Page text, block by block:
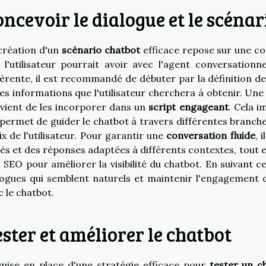
le dialogue et le
d'un scénario chatbotefficace repose sur une
l'utilisateur pourrait avoir avec l'agent
il est recommandé de débuter par la définition
informations que l'utilisateur cherchera à obtenir.
de les incorporer dans un script engageant. Cela
de guider le chatbot à travers différentes
de l'utilisateur. Pour garantir une conversation fluide,
et des réponses adaptées à différents contextes,
SEO pour améliorer la visibilité du chatbot. En suivant
qui semblent naturels et maintenir
le chatbot.
et améliorer le chatbot